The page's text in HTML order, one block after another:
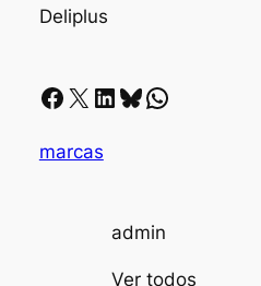
Deliplus
Facebook X LinkedIn Bluesky Whatsapp
marcas
admin
Ver todos